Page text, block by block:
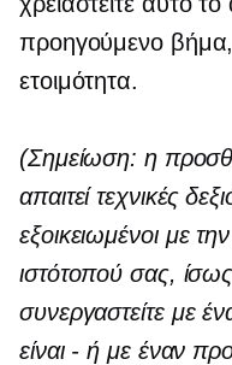
προηγούμενο
ετοιμότητα.
(Σημείωση: η
απαιτεί τεχνικές
εξοικειωμένοι με
ιστότοπού σας,
συνεργαστείτε με
είναι - ή με έναν